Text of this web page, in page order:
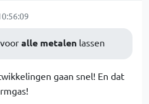
alle metalen lassen
gaan snel! En dat